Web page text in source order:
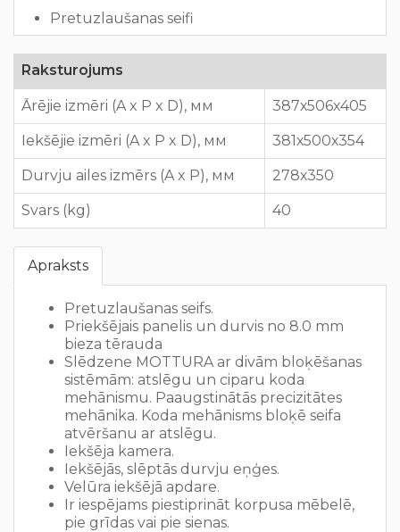
Pretuzlaušanas seifi
Raksturojums
Ārējie izmēri (A x P x D), мм 387х506х405
Iekšējie izmēri (A x P x D), мм 381х500х354
Durvju ailes izmērs (A x P), мм 278х350
Svars (kg) 40
Apraksts
Pretuzlaušanas seifs.
Priekšējais panelis un durvis no 8.0 mm
bieza tērauda
Slēdzene MOTTURA ar divām bloķēšanas
sistēmām: atslēgu un ciparu koda
mehānismu. Paaugstinātās precizitātes
mehānika. Koda mehānisms bloķē seifa
atvēršanu ar atslēgu.
Iekšēja kamera.
Iekšējās, slēptās durvju eņģes.
Velūra iekšējā apdare.
Ir iespējams piestiprināt korpusa mēbelē,
pie grīdas vai pie sienas.